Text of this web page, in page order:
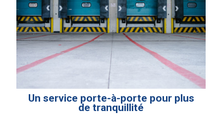
Un service porte-à-porte pour plus
de tranquillité